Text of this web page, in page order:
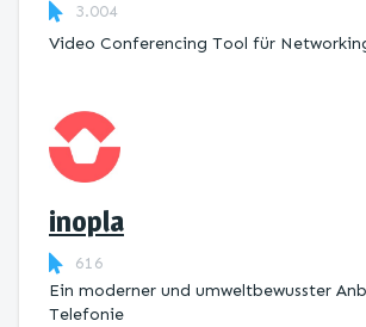
3.004
Video Conferencing Tool für
inopla
616
Ein moderner und umweltbewusster
Telefonie